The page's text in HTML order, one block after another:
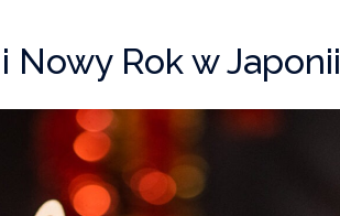
Nowy Rok w Japonii